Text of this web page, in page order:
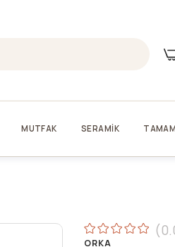
MUTFAK SERAMİK
ORKA